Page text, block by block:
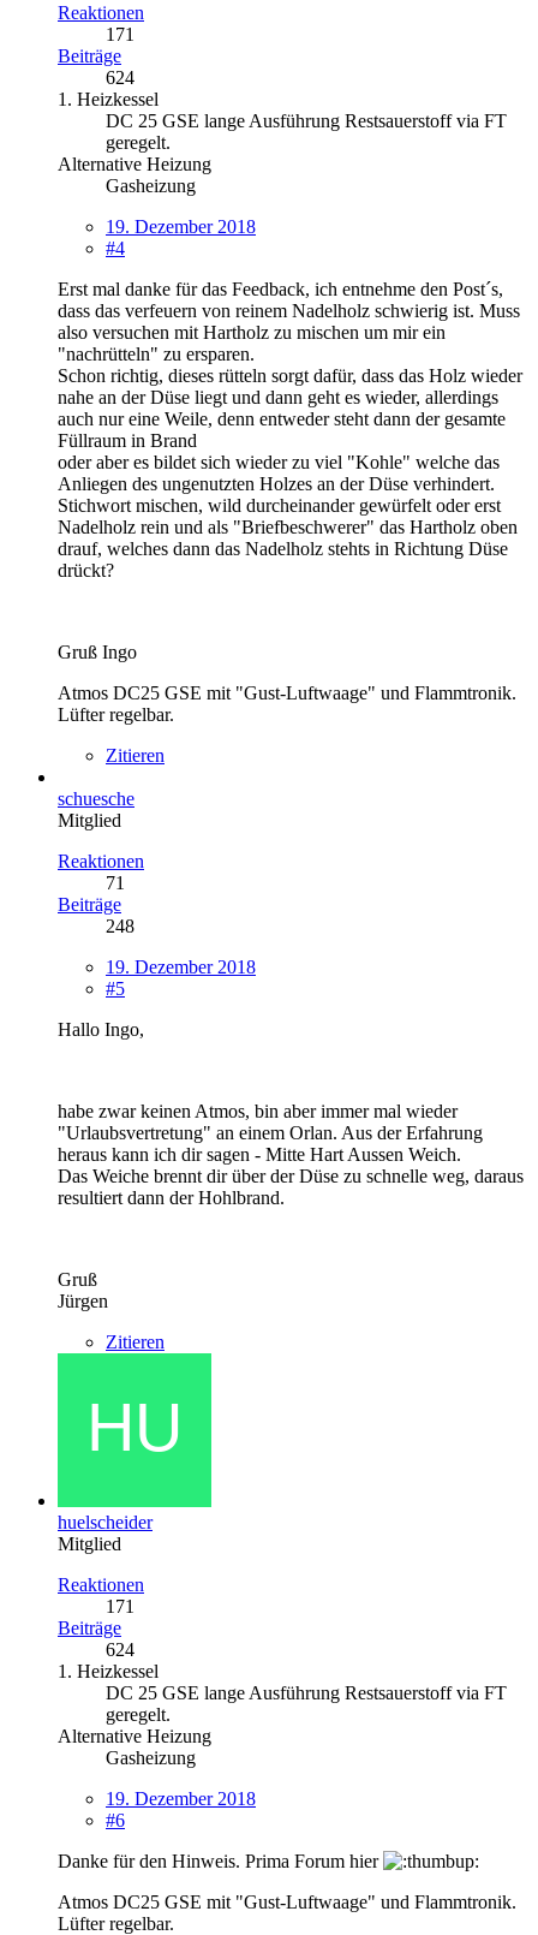
Reaktionen
171
Beiträge
624
1. Heizkessel
DC 25 GSE lange Ausführung Restsauerstoff via FT
geregelt.
Alternative Heizung
Gasheizung
19. Dezember 2018
#4
Erst mal danke für das Feedback, ich entnehme den Post´s,
dass das verfeuern von reinem Nadelholz schwierig ist. Muss
also versuchen mit Hartholz zu mischen um mir ein
"nachrütteln" zu ersparen.
Schon richtig, dieses rütteln sorgt dafür, dass das Holz wieder
nahe an der Düse liegt und dann geht es wieder, allerdings
auch nur eine Weile, denn entweder steht dann der gesamte
Füllraum in Brand
oder aber es bildet sich wieder zu viel "Kohle" welche das
Anliegen des ungenutzten Holzes an der Düse verhindert.
Stichwort mischen, wild durcheinander gewürfelt oder erst
Nadelholz rein und als "Briefbeschwerer" das Hartholz oben
drauf, welches dann das Nadelholz stehts in Richtung Düse
drückt?
Gruß Ingo
Atmos DC25 GSE mit "Gust-Luftwaage" und Flammtronik.
Lüfter regelbar.
Zitieren
schuesche
Mitglied
Reaktionen
71
Beiträge
248
19. Dezember 2018
#5
Hallo Ingo,
habe zwar keinen Atmos, bin aber immer mal wieder
"Urlaubsvertretung" an einem Orlan. Aus der Erfahrung
heraus kann ich dir sagen - Mitte Hart Aussen Weich.
Das Weiche brennt dir über der Düse zu schnelle weg, daraus
resultiert dann der Hohlbrand.
Gruß
Jürgen
Zitieren
huelscheider
Mitglied
Reaktionen
171
Beiträge
624
1. Heizkessel
DC 25 GSE lange Ausführung Restsauerstoff via FT
geregelt.
Alternative Heizung
Gasheizung
19. Dezember 2018
#6
Danke für den Hinweis. Prima Forum hier
Atmos DC25 GSE mit "Gust-Luftwaage" und Flammtronik.
Lüfter regelbar.